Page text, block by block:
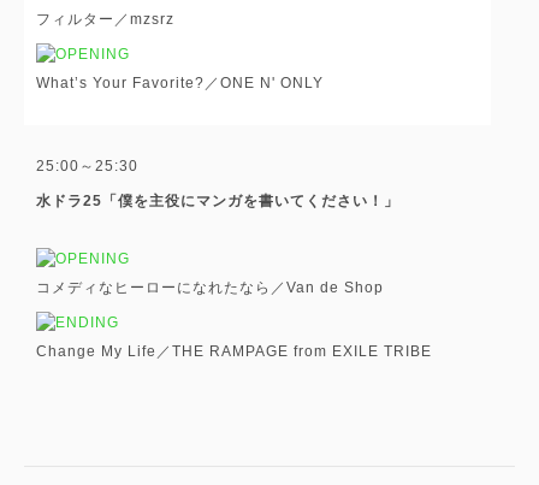
フィルター／mzsrz
What’s Your Favorite?／ONE N' ONLY
25:00～25:30
水ドラ25「僕を主役にマンガを書いてください！」
コメディなヒーローになれたなら／Van de Shop
Change My Life／THE RAMPAGE from EXILE TRIBE